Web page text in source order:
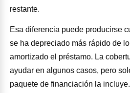
restante.
Esa diferencia puede producirse
se ha depreciado más rápido de
amortizado el préstamo. La
ayudar en algunos casos, pero
paquete de financiación la